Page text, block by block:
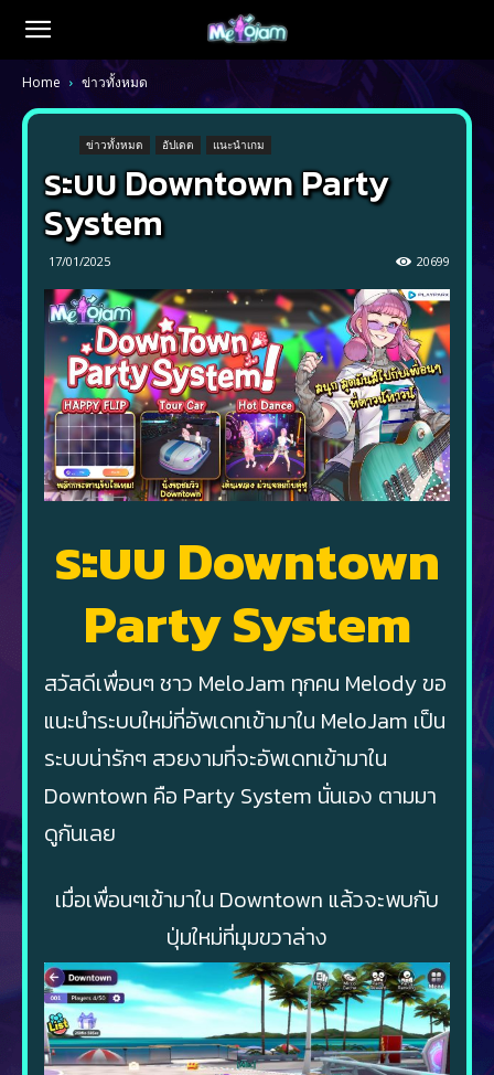
Home ข่าวทั้งหมด
ข่าวทั้งหมด อัปเดต แนะนำเกม
ระบบ Downtown Party
System
17/01/2025 20699
ระบบ Downtown
Party System
สวัสดีเพื่อนๆ ชาว MeloJam ทุกคน Melody ขอ
แนะนำระบบใหม่ที่อัพเดทเข้ามาใน MeloJam เป็น
ระบบน่ารักๆ สวยงามที่จะอัพเดทเข้ามาใน
Downtown คือ Party System นั่นเอง ตามมา
ดูกันเลย
เมื่อเพื่อนๆเข้ามาใน Downtown แล้วจะพบกับ
ปุ่มใหม่ที่มุมขวาล่าง